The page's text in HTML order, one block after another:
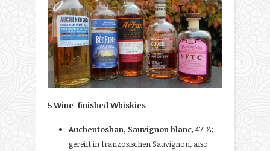
5 Wine-finished Whiskies
Auchentoshan, Sauvignon blanc, 47 %;
gereift in französischen Sauvignon, also